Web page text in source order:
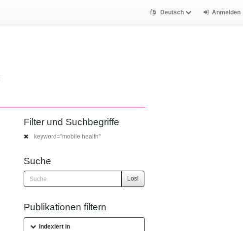
Deutsch Anmelden
Filter und Suchbegriffe
keyword="mobile health"
Suche
Los!
Publikationen filtern
Indexiert in